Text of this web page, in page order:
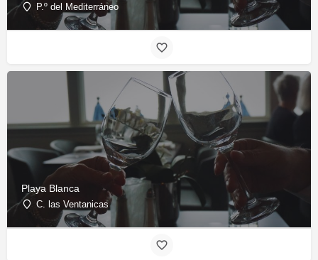
P.º del Mediterráneo
Playa Blanca
C. las Ventanicas